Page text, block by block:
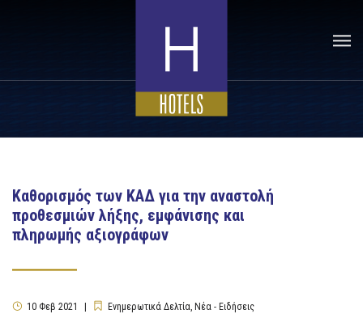
Καθορισμός των ΚΑΔ για την αναστολή
προθεσμιών λήξης, εμφάνισης και
πληρωμής αξιογράφων
10 Φεβ 2021 Ενημερωτικά Δελτία, Νέα - Ειδήσεις